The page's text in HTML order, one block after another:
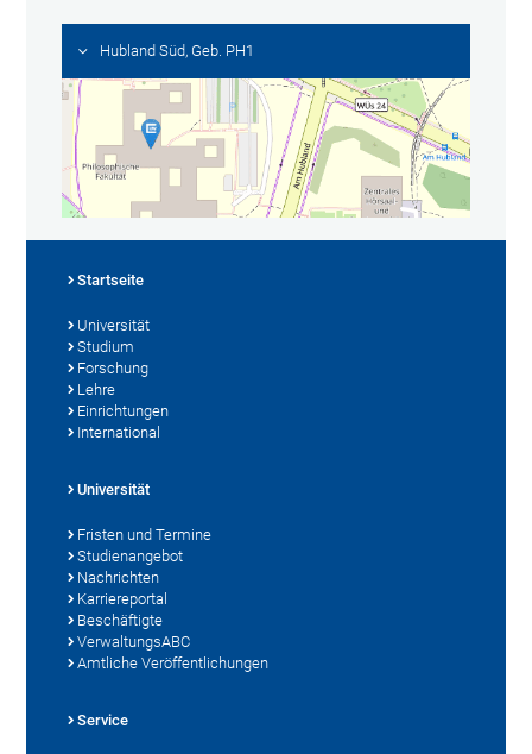
Hubland Süd, Geb. PH1
Startseite
Universität
Studium
Forschung
Lehre
Einrichtungen
International
Universität
Fristen und Termine
Studienangebot
Nachrichten
Karriereportal
Beschäftigte
VerwaltungsABC
Amtliche Veröffentlichungen
Service